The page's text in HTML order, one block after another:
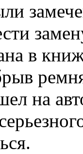
в
на